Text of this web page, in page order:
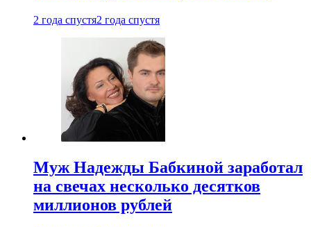
2 года спустя2 года спустя
Муж Надежды Бабкиной заработал
на свечах несколько десятков
миллионов рублей